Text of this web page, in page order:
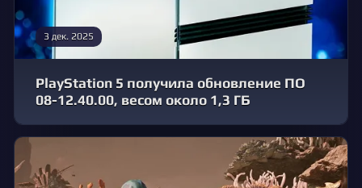
3 дек. 2025
PlayStation 5 получила обновление ПО
08-12.40.00, весом около 1,3 ГБ